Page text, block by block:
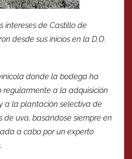
intereses de Castillo de
desde sus inicios en la D.O.
donde la bodega ha
regularmente a la adquisición
a la plantación selectiva de
de uva, basándose siempre en
a cabo por un experto